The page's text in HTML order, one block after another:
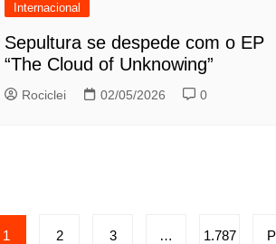
Internacional
Sepultura se despede com o EP
“The Cloud of Unknowing”
Rociclei 02/05/2026 0
Paginação
1 2 3 … 1.787